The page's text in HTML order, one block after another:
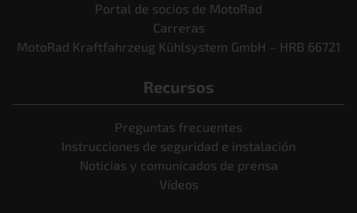
Portal de socios de MotoRad
Carreras
MotoRad Kraftfahrzeug Kühlsystem GmbH – HRB 66721
Recursos
Preguntas frecuentes
Instrucciones de seguridad e instalación
Noticias y comunicados de prensa
Vídeos